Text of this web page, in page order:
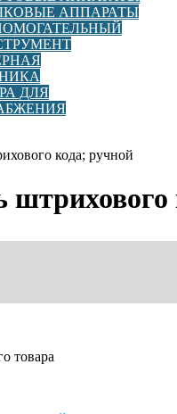
АППАРАТЫ
ДЛЯ
кода; ручной
штрихового
товара